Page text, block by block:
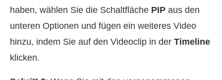
haben, wählen Sie die Schaltfläche PIP aus den
unteren Optionen und fügen ein weiteres Video
hinzu, indem Sie auf den Videoclip in der Timeline
klicken.